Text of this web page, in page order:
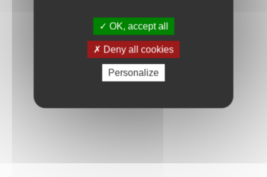
OK, accept all
Deny all cookies
Personalize